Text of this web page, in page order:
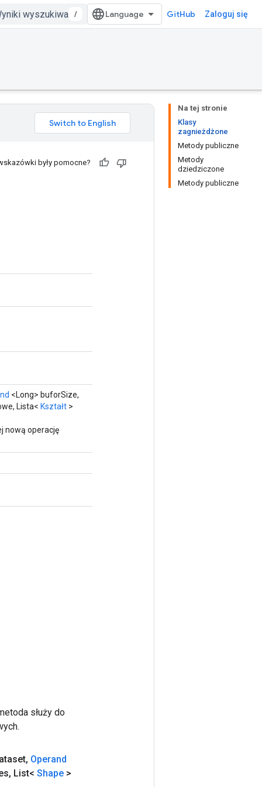
/ GitHub Zaloguj się
Na tej stronie
Klasy
zagnieżdżone
Metody publiczne
Metody
dziedziczone
Metody publiczne
były pomocne?
<Long> buforSize,
Lista< Kształt >
nową operację
służy do
, Operand
, List< Shape >